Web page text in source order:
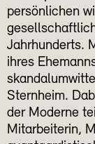
persönlichen
Jahrhunderts.
ihres
Sternheim.
der Moderne
Mitarbeiterin,